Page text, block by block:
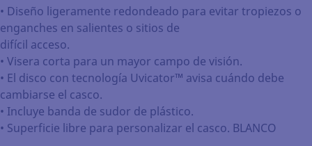
• Diseño ligeramente redondeado para evitar tropiezos o
enganches en salientes o sitios de
difícil acceso.
• Visera corta para un mayor campo de visión.
• El disco con tecnología Uvicator™ avisa cuándo debe
cambiarse el casco.
• Incluye banda de sudor de plástico.
• Superficie libre para personalizar el casco. BLANCO